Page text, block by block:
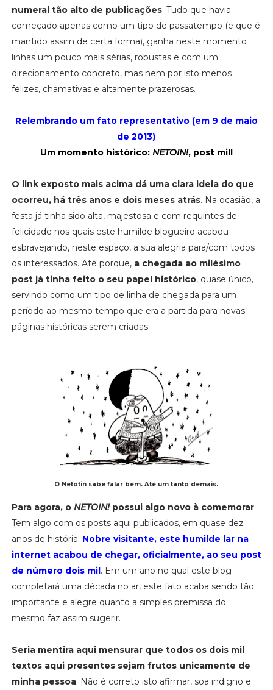
numeral tão alto de publicações. Tudo que havia
começado apenas como um tipo de passatempo (e que é
mantido assim de certa forma), ganha neste momento
linhas um pouco mais sérias, robustas e com um
direcionamento concreto, mas nem por isto menos
felizes, chamativas e altamente prazerosas.
Relembrando um fato representativo (em 9 de maio
de 2013)
Um momento histórico: NETOIN!, post mil!
O link exposto mais acima dá uma clara ideia do que
ocorreu, há três anos e dois meses atrás. Na ocasião, a
festa já tinha sido alta, majestosa e com requintes de
felicidade nos quais este humilde blogueiro acabou
esbravejando, neste espaço, a sua alegria para/com todos
os interessados. Até porque, a chegada ao milésimo
post já tinha feito o seu papel histórico, quase único,
servindo como um tipo de linha de chegada para um
período ao mesmo tempo que era a partida para novas
páginas históricas serem criadas.
O Netotin sabe falar bem. Até um tanto demais.
Para agora, o NETOIN!possui algo novo à comemorar.
Tem algo com os posts aqui publicados, em quase dez
anos de história. Nobre visitante, este humilde lar na
internet acabou de chegar, oficialmente, ao seu post
de número dois mil. Em um ano no qual este blog
completará uma década no ar, este fato acaba sendo tão
importante e alegre quanto a simples premissa do
mesmo faz assim sugerir.
Seria mentira aqui mensurar que todos os dois mil
textos aqui presentes sejam frutos unicamente de
minha pessoa. Não é correto isto afirmar, soa indigno e